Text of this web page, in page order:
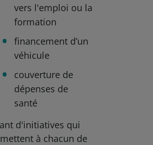
vers l'emploi ou la
formation
financement d’un
véhicule
couverture de
dépenses de
santé
d'initiatives qui
à chacun de